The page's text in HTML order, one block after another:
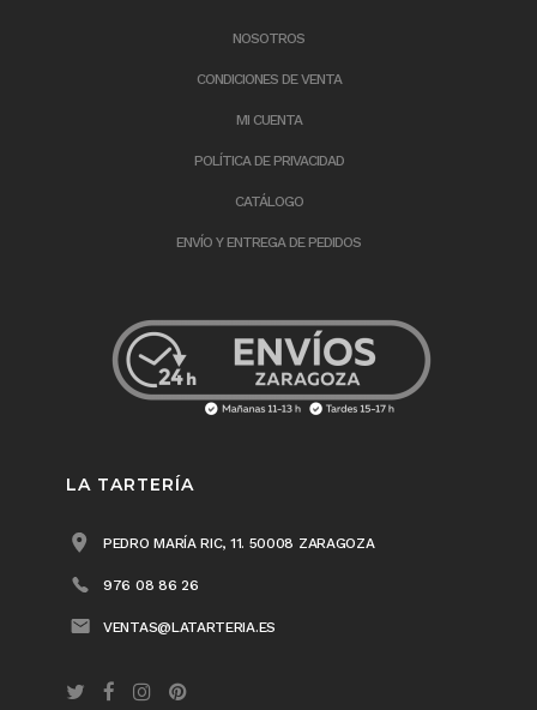
NOSOTROS
CONDICIONES DE VENTA
MI CUENTA
POLÍTICA DE PRIVACIDAD
CATÁLOGO
ENVÍO Y ENTREGA DE PEDIDOS
LA TARTERÍA
PEDRO MARÍA RIC, 11. 50008 ZARAGOZA
976 08 86 26
VENTAS@LATARTERIA.ES